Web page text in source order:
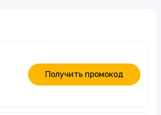
Получить промокод